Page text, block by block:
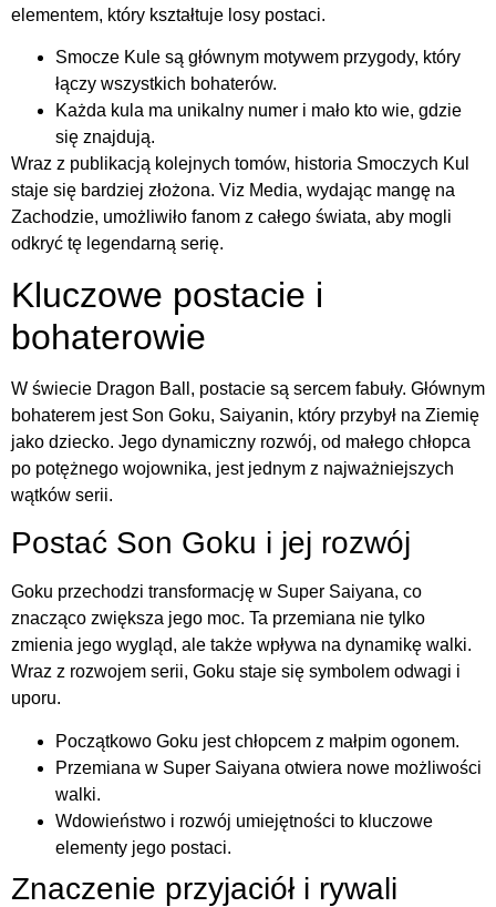
elementem, który kształtuje losy postaci.
Smocze Kule są głównym motywem przygody, który
łączy wszystkich bohaterów.
Każda kula ma unikalny numer i mało kto wie, gdzie
się znajdują.
Wraz z publikacją kolejnych tomów, historia Smoczych Kul
staje się bardziej złożona. Viz Media, wydając mangę na
Zachodzie, umożliwiło fanom z całego świata, aby mogli
odkryć tę legendarną serię.
Kluczowe postacie i
bohaterowie
W świecie Dragon Ball, postacie są sercem fabuły. Głównym
bohaterem jest Son Goku, Saiyanin, który przybył na Ziemię
jako dziecko. Jego dynamiczny rozwój, od małego chłopca
po potężnego wojownika, jest jednym z najważniejszych
wątków serii.
Postać Son Goku i jej rozwój
Goku przechodzi transformację w Super Saiyana, co
znacząco zwiększa jego moc. Ta przemiana nie tylko
zmienia jego wygląd, ale także wpływa na dynamikę walki.
Wraz z rozwojem serii, Goku staje się symbolem odwagi i
uporu.
Początkowo Goku jest chłopcem z małpim ogonem.
Przemiana w Super Saiyana otwiera nowe możliwości
walki.
Wdowieństwo i rozwój umiejętności to kluczowe
elementy jego postaci.
Znaczenie przyjaciół i rywali